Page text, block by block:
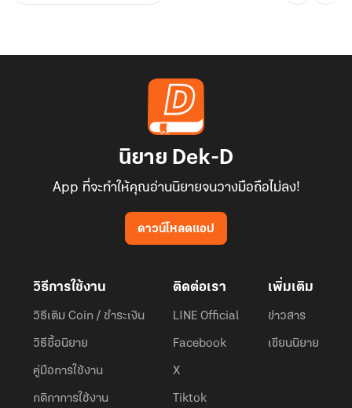
นิยาย Dek-D
App ที่จะทำให้คุณอ่านนิยายจนวางมือถือไม่ลง!
ดาวน์โหลดแอป
วิธีการใช้งาน
วิธีเติม Coin / ชำระเงิน
วิธีซื้อนิยาย
คู่มือการใช้งาน
กติกาการใช้งาน
ติดต่อเรา
LINE Official
Facebook
X
Tiktok
เพิ่มเติม
ข่าวสาร
เขียนนิยาย